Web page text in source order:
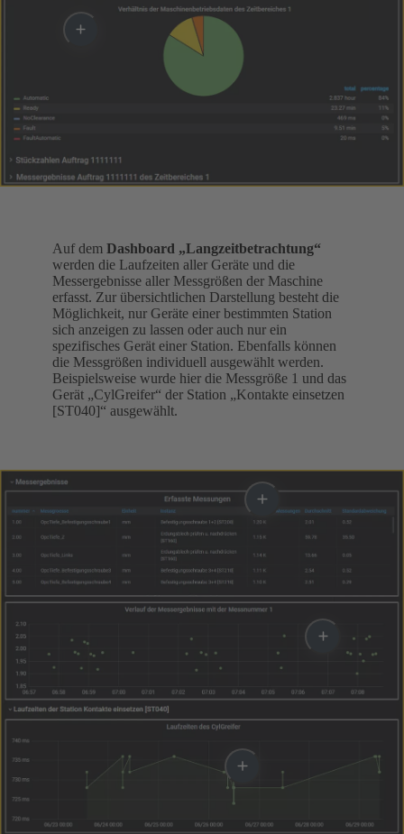
Auf dem Dashboard „Langzeitbetrachtung“
werden die Laufzeiten aller Geräte und die
Messergebnisse aller Messgrößen der Maschine
erfasst. Zur übersichtlichen Darstellung besteht die
Möglichkeit, nur Geräte einer bestimmten Station
sich anzeigen zu lassen oder auch nur ein
spezifisches Gerät einer Station. Ebenfalls können
die Messgrößen individuell ausgewählt werden.
Beispielsweise wurde hier die Messgröße 1 und das
Gerät „CylGreifer“ der Station „Kontakte einsetzen
[ST040]“ ausgewählt.